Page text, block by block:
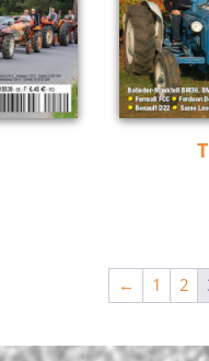
← 1 2